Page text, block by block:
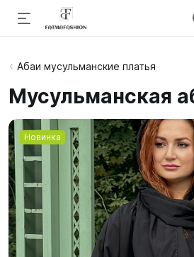
Абаи мусульманские платья
Мусульманская
Новинка